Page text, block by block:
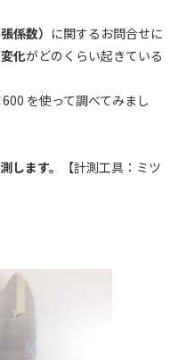
係数） に関するお問合せに
化がどのくらい起きている
を使って調べてみまし
します。
【計測工具：ミツ